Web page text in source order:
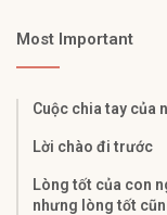
Most Important
Cuộc chia tay của
Lời chào đi trước
Lòng tốt của con
nhưng lòng tốt